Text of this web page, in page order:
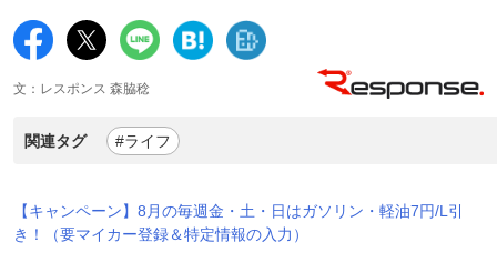
文：レスポンス 森脇稔
関連タグ #ライフ
【キャンペーン】8月の毎週金・土・日はガソリン・軽油7円/L引
き！（要マイカー登録＆特定情報の入力）